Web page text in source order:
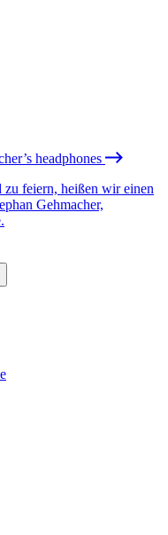
headphones
zu feiern, heißen wir einen
Gehmacher,